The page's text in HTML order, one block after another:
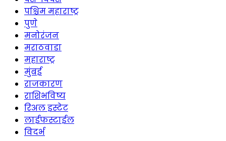
पश्चिम महाराष्ट्र
पुणे
मनोरंजन
मराठवाडा
महाराष्ट्र
मुंबई
राजकारण
राशिभविष्य
रिअल इस्टेट
लाईफस्टाईल
विदर्भ